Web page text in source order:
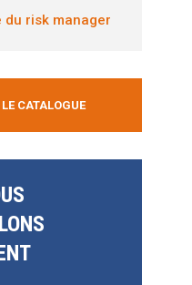
du risk manager
CATALOGUE